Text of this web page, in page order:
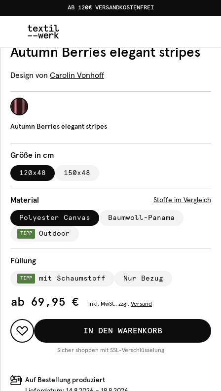
AB 120€ VERSANDKOSTENFREI
Produkte Bankauflagen Autumn Berries
Bankauflage
Autumn Berries elegant stripes
Design von Carolin Vonhoff
Autumn Berries elegant stripes
Größe in cm
120x48 150x48
Material Stoffe im Vergleich
Polyester Canvas Baumwoll-Panama
TIPP Outdoor
Füllung
TIPP mit Schaumstoff Nur Bezug
ab 69,95 € inkl. MwSt., zzgl. Versand
IN DEN WARENKORB
Sicher shoppen mit SSL-Verschlüsselung
Auf Bestellung produziert